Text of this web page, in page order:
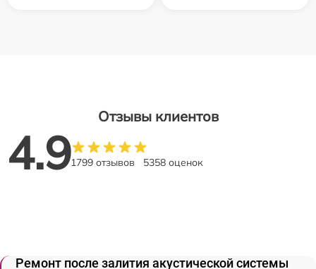
Отзывы клиентов
4.91799 отзывов 5358 оценок
Ремонт после залития акустической системы